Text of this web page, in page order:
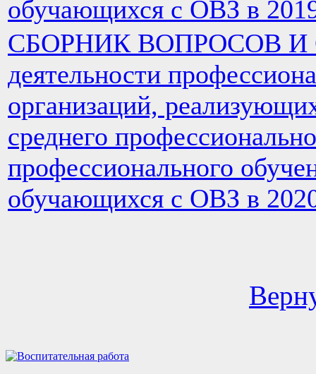
обучающихся с ОВЗ в
СБОРНИК ВОПРОСОВ И
деятельности
организаций,
среднего
профессионального
обучающихся с ОВЗ в